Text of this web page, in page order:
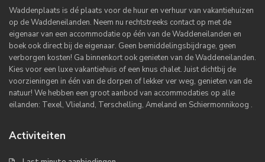
Waddenplaats is dé plaats voor de huur en verhuur van vakantiehuizen
op de Waddeneilanden. Neem nu rechtstreeks contact op met de
eigenaar van een accommodatie op één van de Waddeneilanden en
boek ook direct bij de eigenaar. Geen bemiddelingsbijdrage, geen
verborgen kosten! Ga binnenkort ook genieten van de Waddeneilanden.
Kies voor een luxe vakantiehuis of een knus chalet. Juist dichtbij de
voorzieningen in één van de dorpen of lekker ver weg, genieten van de
natuur! We hebben een groot aanbod van accommodaties op alle
eilanden: Texel, Vlieland, Terschelling, Ameland en Schiermonnikoog .
Activiteiten